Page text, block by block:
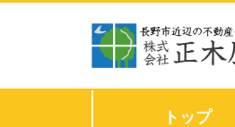
トップ